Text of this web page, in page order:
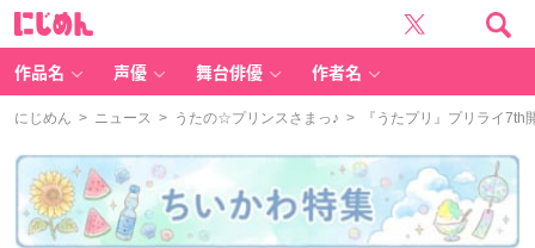
作品名 声優 舞台俳優 作者名
にじめん > ニュース > うたの☆プリンスさまっ♪ > 『うたプリ』プリライ7th